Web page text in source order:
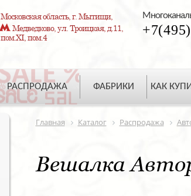
Московская область, г. Мытищи,
Медведково, ул. Троицкая, д.11,
пом.XI, пом.4
РАСПРОДАЖА ФАБРИКИ КАК
Главная Каталог Распродажа
Вешалка